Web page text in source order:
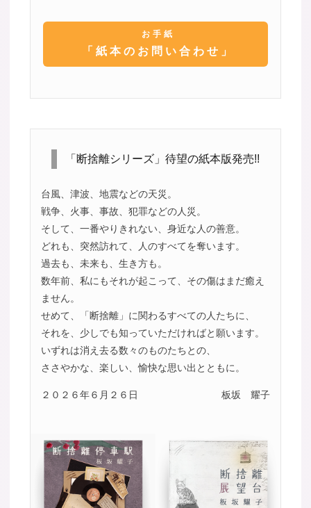
お手紙
「紙本のお問い合わせ」
「断捨離シリーズ」待望の紙本版発売!!
台風、津波、地震などの天災。
戦争、火事、事故、犯罪などの人災。
そして、一番やりきれない、身近な人の善意。
どれも、突然訪れて、人のすべてを奪います。
過去も、未来も、生き方も。
数年前、私にもそれが起こって、その傷はまだ癒え
ません。
せめて、「断捨離」に関わるすべての人たちに、
それを、少しでも知っていただければと願います。
いずれは消え去る数々のものたちとの、
ささやかな、楽しい、愉快な思い出とともに。
２０２６年６月２６日 板坂 耀子